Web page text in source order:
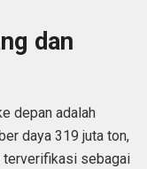
dan
depan adalah
daya 319 juta ton,
terverifikasi sebagai